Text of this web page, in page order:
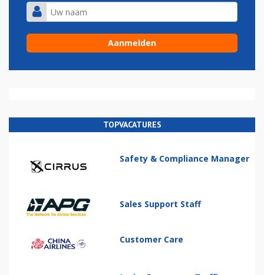
TOPVACATURES
Safety & Compliance Manager
Sales Support Staff
Customer Care